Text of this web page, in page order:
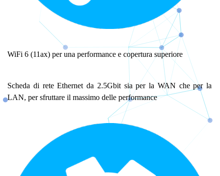
WiFi 6 (11ax) per una performance e copertura superiore
Scheda di rete Ethernet da 2.5Gbit sia per la WAN che per la
LAN, per sfruttare il massimo delle performance